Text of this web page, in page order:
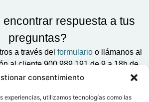
consentimiento
experiencias, utilizamos tecnologías como las
respuesta a tus
preguntas?
a través del formularioo llámanos al
al cliente 900 989 191 de 9 a 18h de
Lunes a Viernes